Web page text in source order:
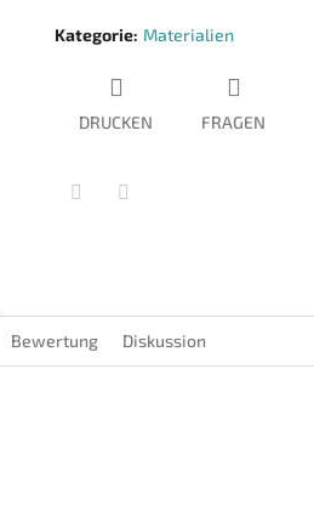
Kategorie: Materialien
DRUCKEN FRAGEN
Bewertung Diskussion